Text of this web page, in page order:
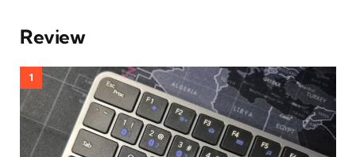
Review